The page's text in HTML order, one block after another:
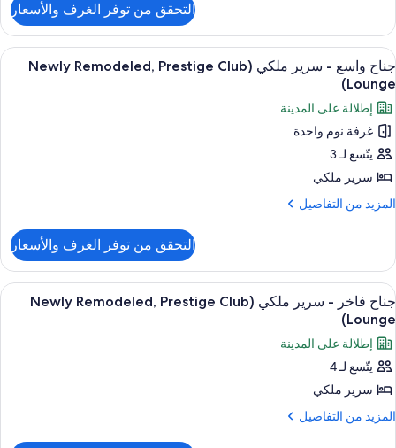
Beds,
City
View
Newly
Remodeled
Premium
Room,
Queen
Beds,
City
View
التحقق من توفر الغرف والأسعار
استعراض
جميع
صور
جناح
واسع
-
سرير
ملكي
Prestige
Club
Lounge)
8
جناح واسع - سرير ملكي (Newly Remodeled, Prestige Club
Lounge)
إطلالة على المدينة
غرفة نوم واحدة
يتّسع لـ 3
سرير ملكي
المزيد من التفاصيل
المزيد
جناح
واسع
-
سرير
ملكي
(Newly
Remodeled,
Prestige
Club
Lounge)
التحقق من توفر الغرف والأسعار
استعراض
جميع
صور
جناح
فاخر
-
سرير
8
جناح فاخر - سرير ملكي (Newly Remodeled, Prestige Club
Lounge)
إطلالة على المدينة
يتّسع لـ 4
سرير ملكي
المزيد من التفاصيل
المزيد